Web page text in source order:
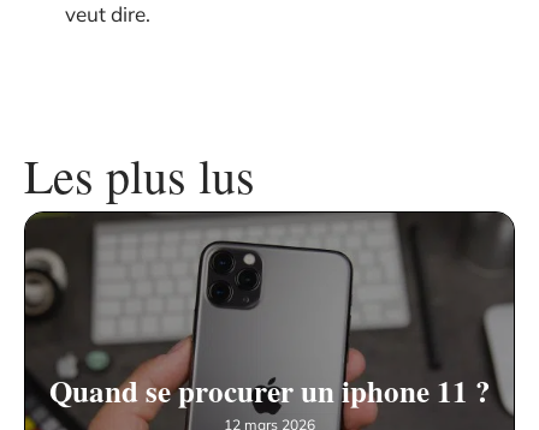
veut dire.
Les plus lus
Quand se procurer un iphone 11 ?
12 mars 2026